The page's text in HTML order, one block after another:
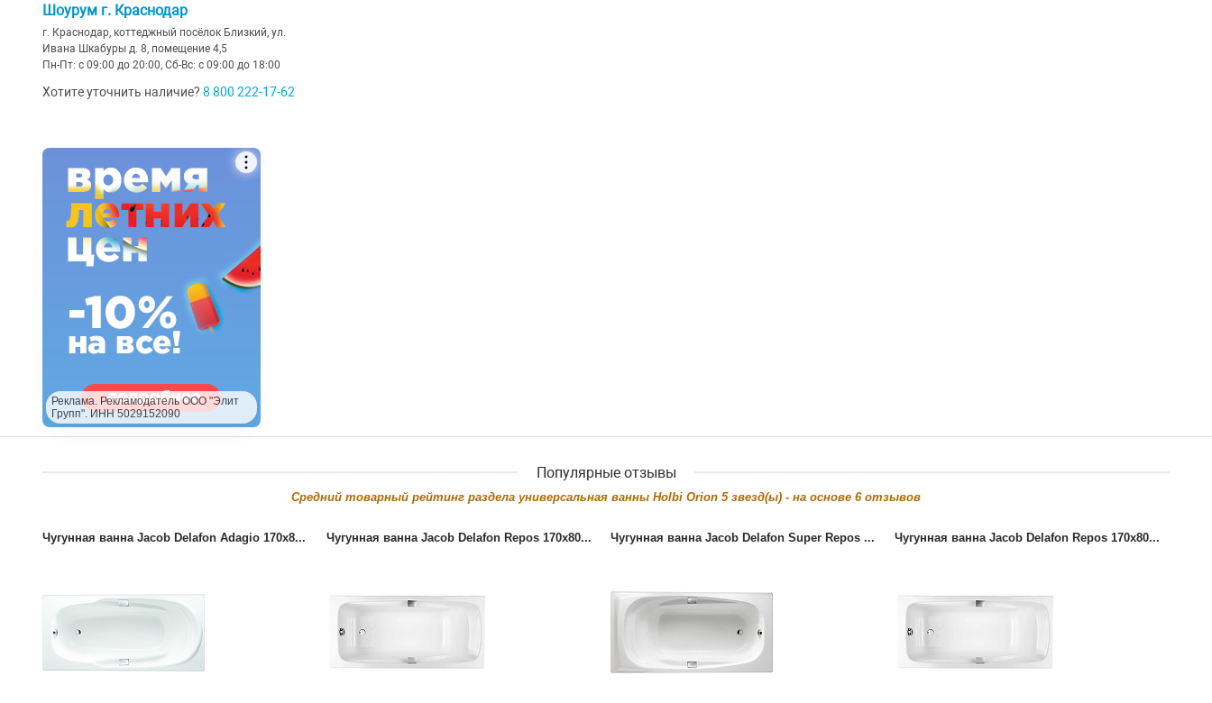
Шоурум г. Краснодар
г. Краснодар, коттеджный посёлок Близкий, ул.
Ивана Шкабуры д. 8, помещение 4,5
Пн-Пт: с 09:00 до 20:00, Сб-Вс: с 09:00 до 18:00
Хотите уточнить наличие? 8 800 222-17-62
Реклама. Рекламодатель ООО "Элит
Групп". ИНН 5029152090
Популярные отзывы
Cредний товарный рейтинг раздела универсальная ванны Holbi Orion 5звезд(ы) - на основе 6отзывов
Чугунная ванна Jacob Delafon Adagio 170x8... Чугунная ванна Jacob Delafon Repos 170x80... Чугунная ванна Jacob Delafon Super Repos ... Чугунная ванна Jacob Delafon Repos 170x80...